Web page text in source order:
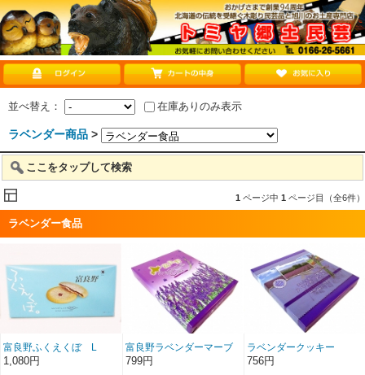
並べ替え： 在庫ありのみ表示
ラベンダー商品 >
ここをタップして検索
1 ページ中 1 ページ目（全6件）
ラベンダー食品
富良野ふくえくぼ L
1,080円
富良野ラベンダーマーブ
ルクッキー
799円
ラベンダークッキー
756円